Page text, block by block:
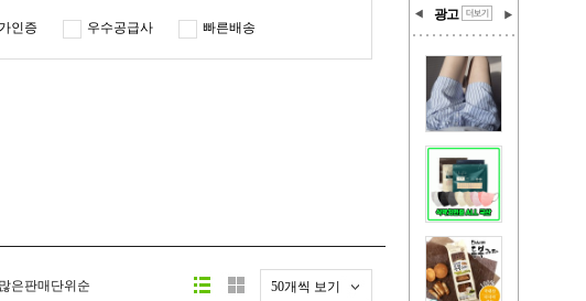
광고
인증 우수공급사 빠른배송
많은판매단위순 50개씩 보기